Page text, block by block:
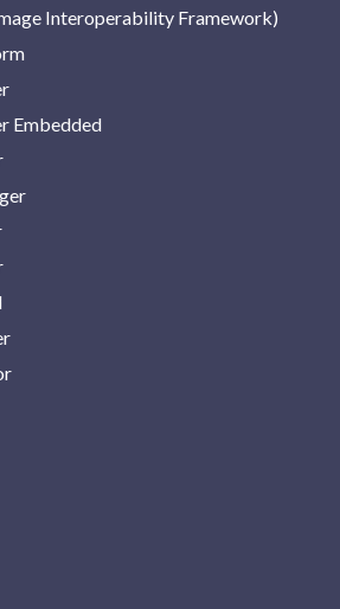
Interoperability Framework)
Embedded